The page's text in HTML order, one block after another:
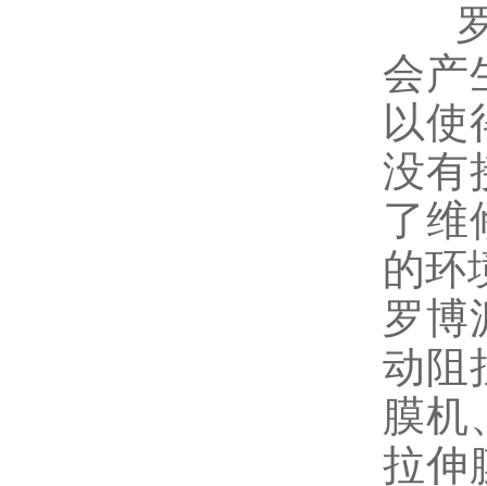
罗
会产
以使
没有
了维
的环
罗博
动阻
膜机
拉伸